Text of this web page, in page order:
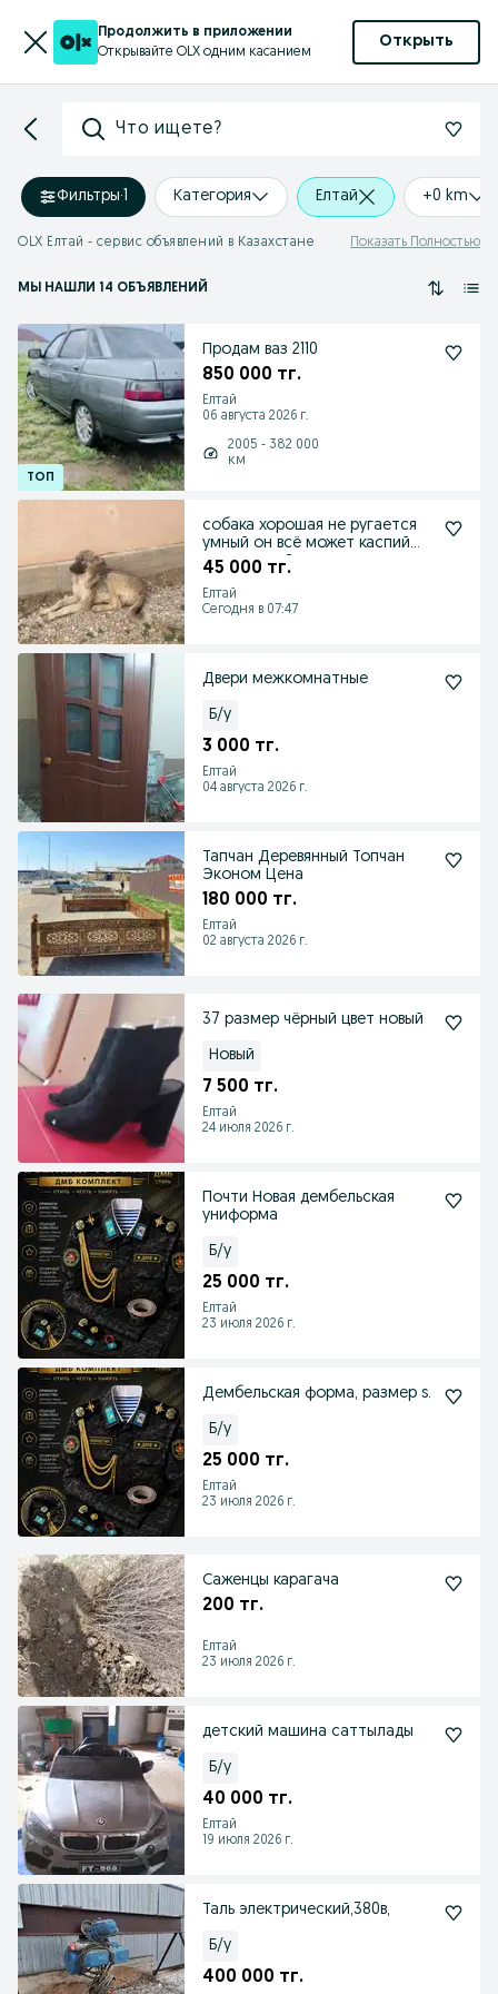
Продолжить в приложении
Открывайте OLX одним касанием
Открыть
Что ищете?
Фильтры·1 Категория Елтай +0 km
OLX Елтай - сервис объявлений в Казахстане Показать Полностью
МЫ НАШЛИ 14 ОБЪЯВЛЕНИЙ
Продам ваз 2110
850 000 тг.
Елтай
06 августа 2026 г.
2005 - 382 000
км
собака хорошая не ругается
умный он всё может каспий
этот каспий номер
45 000 тг.
Елтай
Сегодня в 07:47
Двери межкомнатные
Б/у
3 000 тг.
Елтай
04 августа 2026 г.
Тапчан Деревянный Топчан
Эконом Цена
180 000 тг.
Елтай
02 августа 2026 г.
37 размер чёрный цвет новый
Новый
7 500 тг.
Елтай
24 июля 2026 г.
Почти Новая дембельская
униформа
Б/у
25 000 тг.
Елтай
23 июля 2026 г.
Дембельская форма, размер s.
Б/у
25 000 тг.
Елтай
23 июля 2026 г.
Саженцы карагача
200 тг.
Елтай
23 июля 2026 г.
детский машина саттылады
Б/у
40 000 тг.
Елтай
19 июля 2026 г.
Таль электрический,380в,
Б/у
400 000 тг.